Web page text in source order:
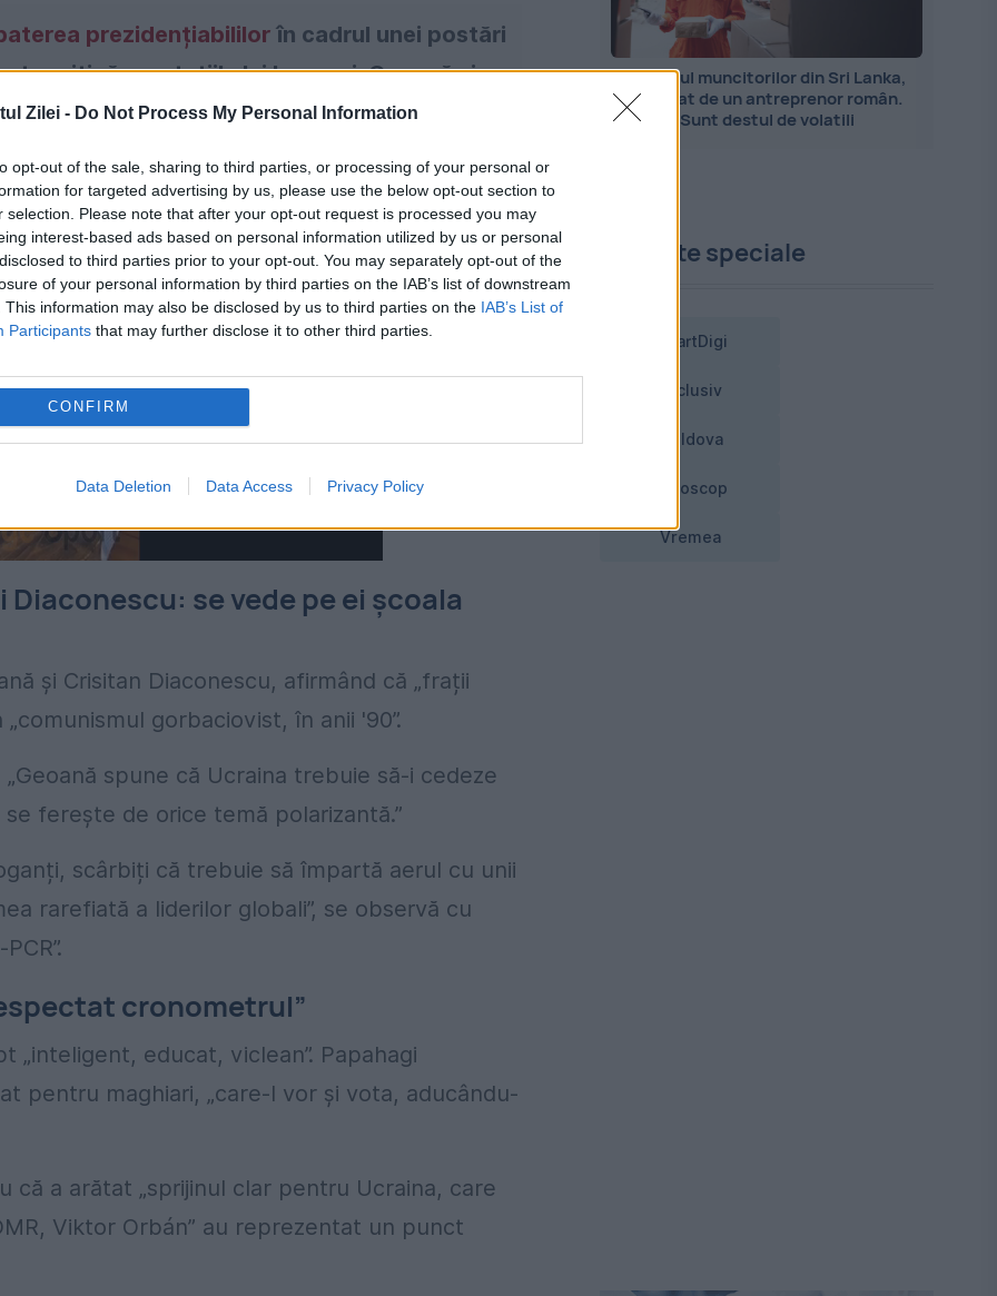
Zilei - Do Not Process My Personal Information
opt-out of the sale, sharing to third parties, or processing of your personal or
for targeted advertising by us, please use the below opt-out section to
selection. Please note that after your opt-out request is processed you may
interest-based ads based on personal information utilized by us or personal
to third parties prior to your opt-out. You may separately opt-out of the
of your personal information by third parties on the IAB’s list of downstream
This information may also be disclosed by us to third parties on the IAB’s List of
Participants that may further disclose it to other third parties.
CONFIRM
Data Deletion Data Access Privacy Policy
prezidențiabililor în cadrul unei postări
critică prestațiile lui Lasconi, Geoană și
acestora.
se vede pe ei școala
și Crisitan Diaconescu, afirmând că „frații
gorbaciovist, în anii '90”.
spune că Ucraina trebuie să-i cedeze
ferește de orice temă polarizantă.”
scârbiți că trebuie să împartă aerul cu unii
rarefiată a liderilor globali”, se observă cu
cronometrul”
„inteligent, educat, viclean”. Papahagi
pentru maghiari, „care-l vor și vota, aducându-
că a arătat „sprijinul clar pentru Ucraina, care
Viktor Orbán” au reprezentat un punct
Importul muncitorilor din Sri Lanka,
explicat de un antreprenor român.
Sunt destul de volatili
Proiecte speciale
SmartDigi
Exclusiv
Moldova
Horoscop
Vremea